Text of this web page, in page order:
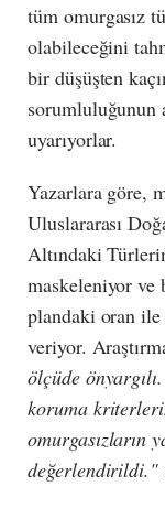
tüm omurgasız
olabileceğini
bir düşüşten
sorumluluğunun
uyarıyorlar.
Yazarlara göre,
Uluslararası
Altındaki
maskeleniyor ve
plandaki oran ile
veriyor.
ölçüde
koruma
omurgasızların
değerlendirildi."